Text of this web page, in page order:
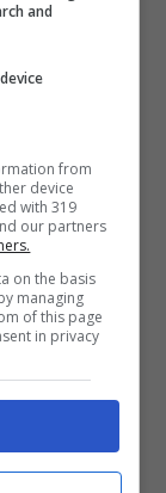
and
from
device
with 319
our partners
on the basis
managing
of this page
in privacy